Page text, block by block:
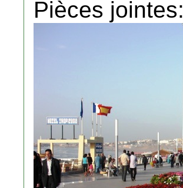
Pièces jointes: